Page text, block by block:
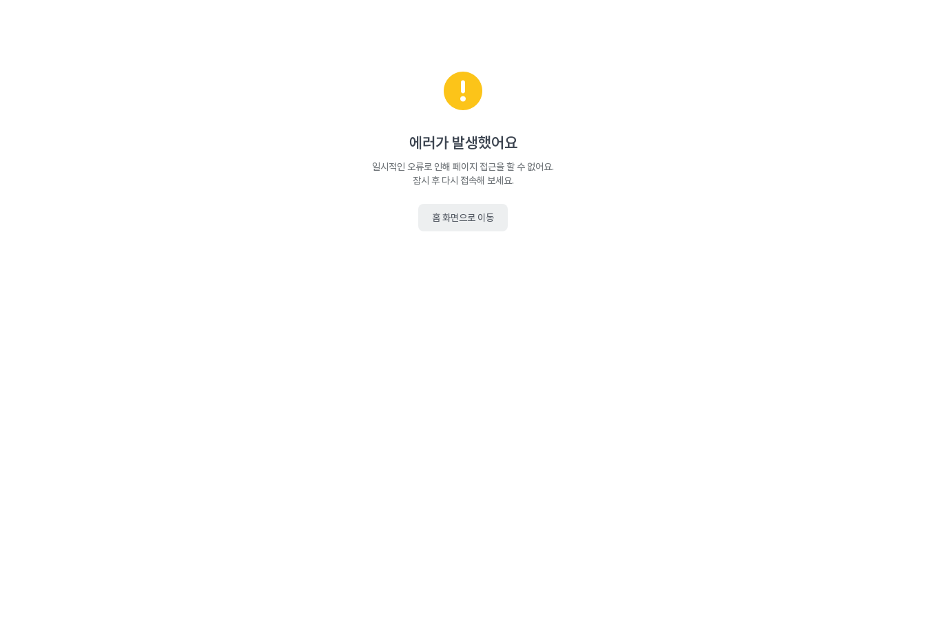
에러가 발생했어요
일시적인 오류로 인해 페이지 접근을 할 수 없어요.
잠시 후 다시 접속해 보세요.
홈 화면으로 이동